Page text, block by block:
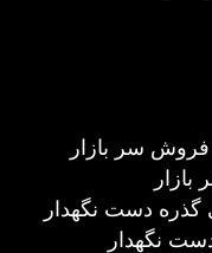
سر بازار
دست نگهدار
نگهدار